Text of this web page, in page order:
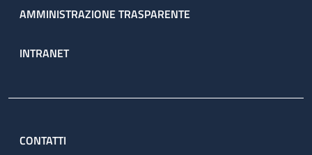
AMMINISTRAZIONE TRASPARENTE
INTRANET
CONTATTI